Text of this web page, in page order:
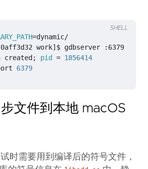
=
work]
created ; pid = 1856414
6379
SHELL
文件到本地 macOS
时需要用到编译后的符号文件，